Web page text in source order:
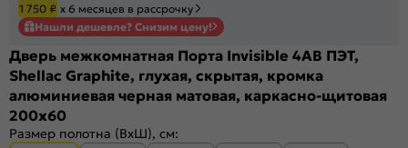
1 750 ₽ х 6 месяцев в рассрочку
Нашли дешевле? Снизим цену!
Дверь межкомнатная Порта Invisible 4AB ПЭТ,
Shellac Graphite, глухая, скрытая, кромка
алюминиевая черная матовая, каркасно-щитовая
200x60
Размер полотна (ВхШ), см: